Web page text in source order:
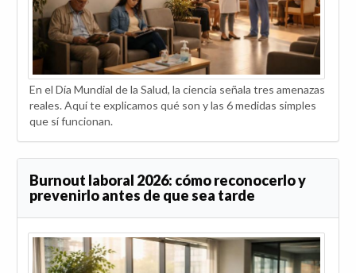
En el Día Mundial de la Salud, la ciencia señala tres amenazas
reales. Aquí te explicamos qué son y las 6 medidas simples
que sí funcionan.
Burnout laboral 2026: cómo reconocerlo y
prevenirlo antes de que sea tarde